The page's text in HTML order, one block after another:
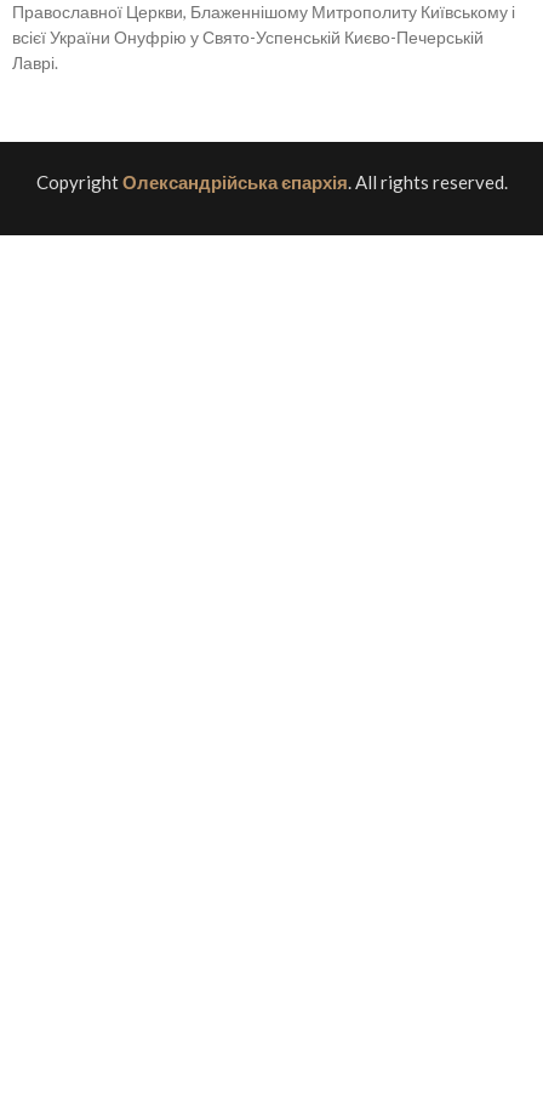
Православної Церкви, Блаженнішому Митрополиту Київському і
всієї України Онуфрію у Свято-Успенській Києво-Печерській
Лаврі.
CopyrightОлександрійська єпархія. All rights reserved.